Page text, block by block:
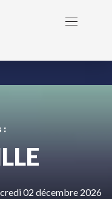
:
02 décembre 2026